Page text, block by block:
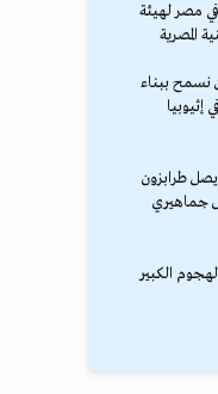
في مصر لهيئة
المصرية
نسمح ببناء
طرابزون
جماهيري
الكبير